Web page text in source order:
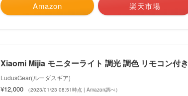
Amazon 楽天市場
Xiaomi Mijia モニターライト 調光 調色 リモコン付き
LudusGear(ルーダスギア)
¥12,000 （2023/01/23 08:51時点 | Amazon調べ）